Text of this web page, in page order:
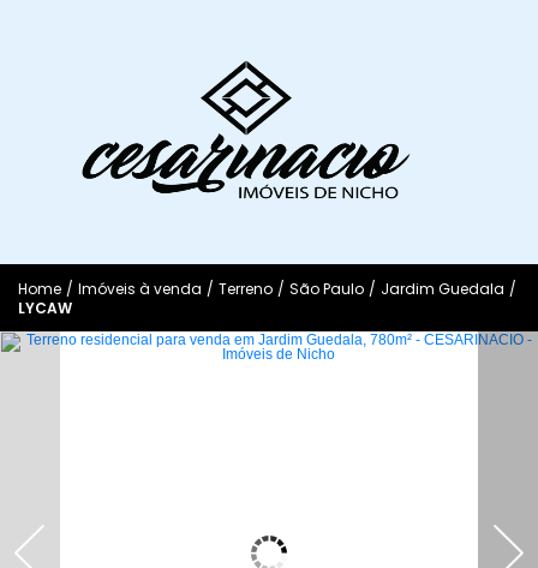
Home / Imóveis à venda / Terreno / São Paulo / Jardim Guedala /
LYCAW